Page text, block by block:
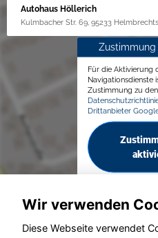
Autohaus Höllerich
Kulmbacher Str. 69, 95233 Helmbrechts
Für die Aktivierung
Navigationsdienste
Zustimmung zu den
Drittanbieter
Wir verwenden
Diese Webseite verwendet